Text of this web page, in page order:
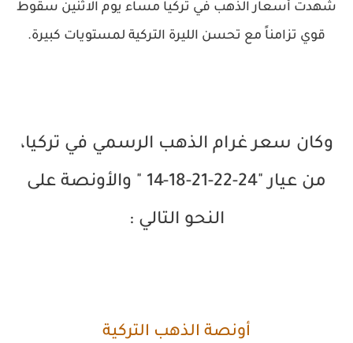
شهدت أسعار الذهب في تركيا مساء يوم الاثنين سقوط
قوي تزامناً مع تحسن الليرة التركية لمستويات كبيرة.
وكان سعر غرام الذهب الرسمي في تركيا،
من عيار "24-22-21-18-14 " والأونصة على
النحو التالي :
أونصة الذهب التركية